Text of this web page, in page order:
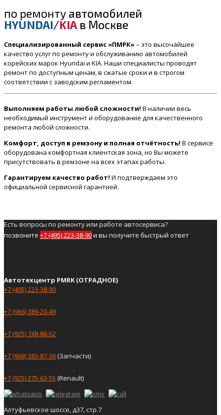
по ремонту автомобилей
HYUNDAI/KIA в Москве
Специализированный сервис «ПМРК» – это высочайшее
качество услуг по ремонту и обслуживанию автомобилей
корейских марок Hyundai и KIA. Наши специалисты проводят
ремонт по доступным ценам, в сжатые сроки и в строгом
соответствии с заводским регламентом.
Выполняем работы любой сложности! В наличии весь
необходимый инструмент и оборудование для качественного
ремонта любой сложности.
Комфорт, доступ в ремзону и полная отчётность! В сервисе
оборудована комфортная клиентская зона, но Вы можете
присутствовать в ремзоне на всех этапах работы.
Гарантируем качество работ! И подтверждаем это
официальной сервисной гарантией.
Есть вопросы по ремонту или работе автосервиса?
позвоните +7 (495) 223-38-90и вы получите быстрый ответ
Автотехцентр PMRK (ОТРАДНОЕ)
+7 (495) 223-38-90
+7 (966) 389-20-49
+7 (925) 748-88-52
+7 (968) 383-87-36(Запчасти)
+7 (925) 275-63-55 (Renault)
Алтуфьевское шоссе, д37, стр.7